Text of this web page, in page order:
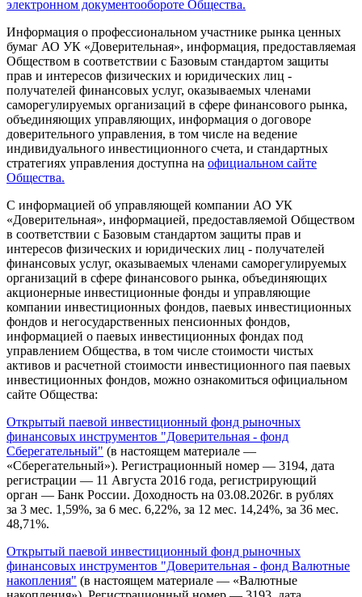
электронном документообороте Общества.
Информация о профессиональном участнике рынка ценных
бумаг АО УК «Доверительная», информация, предоставляемая
Обществом в соответствии с Базовым стандартом защиты
прав и интересов физических и юридических лиц -
получателей финансовых услуг, оказываемых членами
саморегулируемых организаций в сфере финансового рынка,
объединяющих управляющих, информация о договоре
доверительного управления, в том числе на ведение
индивидуального инвестиционного счета, и стандартных
стратегиях управления доступна на официальном сайте
Общества.
С информацией об управляющей компании АО УК
«Доверительная», информацией, предоставляемой Обществом
в соответствии с Базовым стандартом защиты прав и
интересов физических и юридических лиц - получателей
финансовых услуг, оказываемых членами саморегулируемых
организаций в сфере финансового рынка, объединяющих
акционерные инвестиционные фонды и управляющие
компании инвестиционных фондов, паевых инвестиционных
фондов и негосударственных пенсионных фондов,
информацией о паевых инвестиционных фондах под
управлением Общества, в том числе стоимости чистых
активов и расчетной стоимости инвестиционного пая паевых
инвестиционных фондов, можно ознакомиться официальном
сайте Общества:
Открытый паевой инвестиционный фонд рыночных
финансовых инструментов "Доверительная - фонд
Сберегательный" (в настоящем материале —
«Сберегательный»). Регистрационный номер — 3194, дата
регистрации — 11 Августа 2016 года, регистрирующий
орган — Банк России. Доходность на 03.08.2026г. в рублях
за 3 мес. 1,59%, за 6 мес. 6,22%, за 12 мес. 14,24%, за 36 мес.
48,71%.
Открытый паевой инвестиционный фонд рыночных
финансовых инструментов "Доверительная - фонд Валютные
накопления" (в настоящем материале — «Валютные